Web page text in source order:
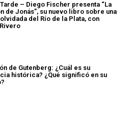
– Diego Fischer presenta “La
de Jonás”, su nuevo libro sobre una
del Río de la Plata, con
de Gutenberg: ¿Cuál es su
histórica? ¿Qué significó en su